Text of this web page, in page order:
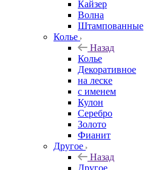
Кайзер
Волна
Штампованные
Колье
Назад
Колье
Декоративное
на леске
с именем
Кулон
Серебро
Золото
Фианит
Другое
Назад
Другое